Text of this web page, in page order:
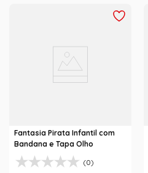
Fantasia Pirata Infantil com
Bandana e Tapa Olho
(0)